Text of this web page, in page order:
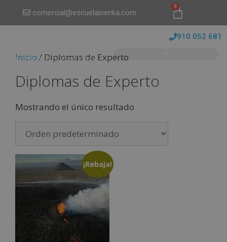
comercial@escuelainenka.com
0
910 052 681
Inicio / Diplomas de Experto
Diplomas de Experto
Mostrando el único resultado
¡Rebaja!